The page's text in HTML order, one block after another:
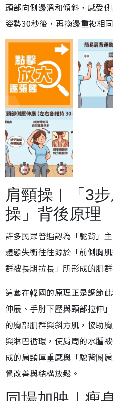
頭部向側邊溫和傾斜，感受
姿勢30秒後，再換邊重複相
肩頸操︱「3
操」背後原理
許多民眾普遍認為「駝背」
體態失衡往往源於「前側胸
群被長期拉長」所形成的肌
這套在韓國的原理正是調節
伸展、手肘下壓與頸部拉伸
的胸部肌群與斜方肌，協助
與淋巴循環，使肩周的水腫
成的肩頸厚重感與「駝背圓
覺改善與結構放鬆。